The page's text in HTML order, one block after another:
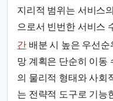
지리적 범위는 서비스
으로서 빈번한 서비스
간배분 시 높은 우선순
망 계획은 단순히 이동
의 물리적 형태와 사회
는 전략적 도구로 기능